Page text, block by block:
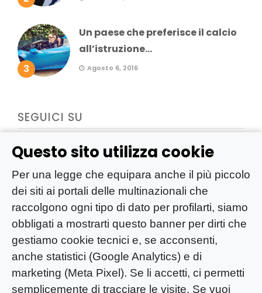
Questo sito utilizza cookie
Per una legge che equipara anche il più piccolo
dei siti ai portali delle multinazionali che
raccolgono ogni tipo di dato per profilarti, siamo
obbligati a mostrarti questo banner per dirti che
gestiamo cookie tecnici e, se acconsenti,
anche statistici (Google Analytics) e di
marketing (Meta Pixel). Se li accetti, ci permetti
semplicemente di tracciare le visite. Se vuoi
3
Un paese che preferisce il calcio
all’istruzione...
Agosto 6, 2016
SEGUICI SU